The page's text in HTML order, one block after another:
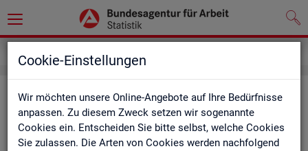
Cookie-Einstellungen
Wir möchten unsere Online-Angebote auf Ihre Bedürfnisse
anpassen. Zu diesem Zweck setzen wir sogenannte
Cookies ein. Entscheiden Sie bitte selbst, welche Cookies
Sie zulassen. Die Arten von Cookies werden nachfolgend
Kon­takt
Nut­zen Sie die Mög­lich­keit mit uns in Kon­takt zu tre­ten!